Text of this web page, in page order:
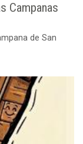
Campanas
de San